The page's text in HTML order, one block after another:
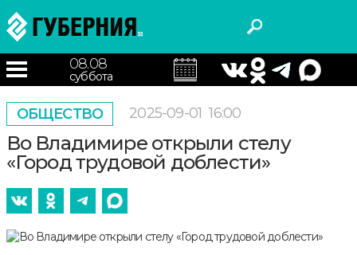
08.08
суббота
ОБЩЕСТВО 2025-09-01 16:00
Во Владимире открыли стелу
«Город трудовой доблести»